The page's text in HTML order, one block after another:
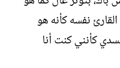
نفسه كأنه هو
كأنني كنت أنا